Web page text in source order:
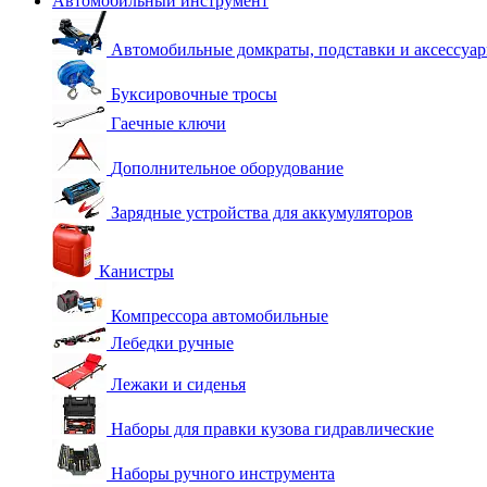
Автомобильные домкраты, подставки и
Буксировочные тросы
Гаечные ключи
Дополнительное оборудование
Зарядные устройства для аккумуляторов
Канистры
Компрессора автомобильные
Лебедки ручные
Лежаки и сиденья
Наборы для правки кузова гидравлические
Наборы ручного инструмента